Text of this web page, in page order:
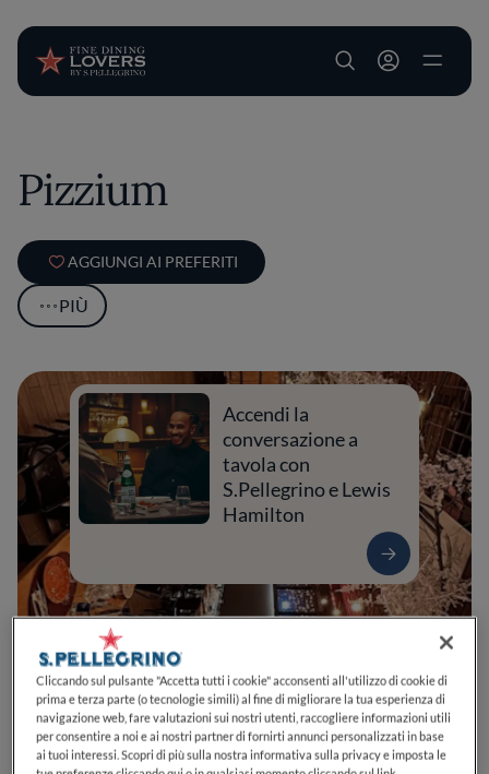
User account
Pizzium
AGGIUNGI AI PREFERITI
PIÙ
Accendi la
conversazione a
tavola con
S.Pellegrino e Lewis
Hamilton
Cliccando sul pulsante "Accetta tutti i cookie" acconsenti all'utilizzo di cookie di
prima e terza parte (o tecnologie simili) al fine di migliorare la tua esperienza di
navigazione web, fare valutazioni sui nostri utenti, raccogliere informazioni utili
per consentire a noi e ai nostri partner di fornirti annunci personalizzati in base
ai tuoi interessi. Scopri di più sulla nostra informativa sulla privacy e imposta le